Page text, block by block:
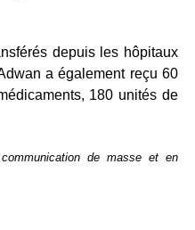
depuis les hôpitaux
a également reçu 60
180 unités de
de masse et en